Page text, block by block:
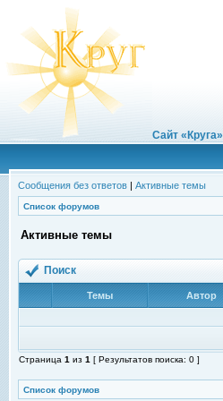
Сайт «Круга»
Сообщения без ответов | Активные темы
Список форумов
Активные темы
Поиск
Темы Автор
Страница 1 из 1 [ Результатов поиска: 0 ]
Список форумов